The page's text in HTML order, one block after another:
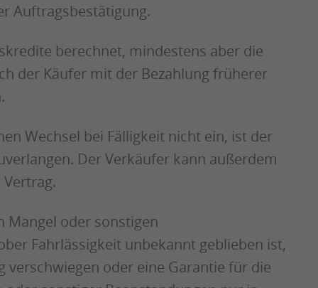
Auftragsbestätigung.
berechnet, mindestens aber die
der Käufer mit der Bezahlung früherer
Wechsel bei Fälligkeit nicht ein, ist der
Der Verkäufer kann außerdem
Mangel oder sonstigen
Fahrlässigkeit unbekannt geblieben ist,
verschwiegen oder eine Garantie für die